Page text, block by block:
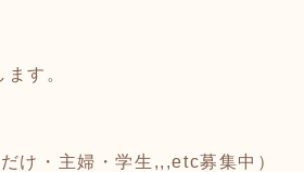
す。
け・主婦・学生,,,etc募集中）